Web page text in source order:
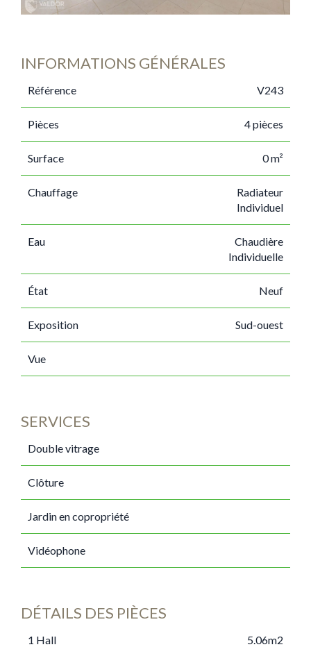
INFORMATIONS GÉNÉRALES
Référence V243
Pièces 4 pièces
Surface 0 m²
Chauffage
Radiateur
Individuel
Eau
Chaudière
Individuelle
État Neuf
Exposition Sud-ouest
Vue
SERVICES
Double vitrage
Clôture
Jardin en copropriété
Vidéophone
DÉTAILS DES PIÈCES
1 Hall 5.06m2